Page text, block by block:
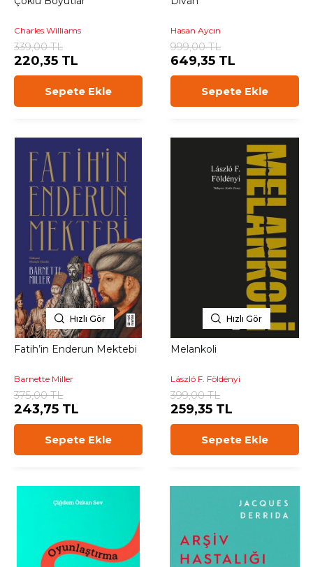
Charles Williams
339,00 TL
220,35 TL
Sepete Ekle
Hasan Aycın
999,00 TL
649,35 TL
Sepete Ekle
Hızlı Gör
Fatih’in Enderun Mektebi
Barnette Miller
375,00 TL
243,75 TL
Sepete Ekle
Hızlı Gör
Melankoli
László F. Földényi
399,00 TL
259,35 TL
Sepete Ekle